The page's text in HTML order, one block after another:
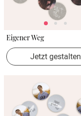
Eigener Weg
Jetzt gestalten